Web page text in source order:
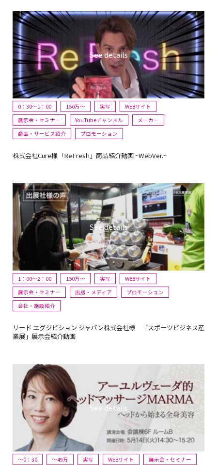
0：30～1：00 150万〜 実写
WEBサイト
展示会・セミナー
YouTubeチャンネル
メーカー
商品・サービス紹介
プロモーション
株式会社Cure様「ReFresh」商品紹介動画 ~WebVer.~
1：00～2：00 150万〜 実写
WEBサイト
展示会・セミナー
出版・メディア
プロモーション
会社・施設紹介
リード エグジビション ジャパン株式会社様 「スポーツビジネス産
業展」展示会紹介動画
～0：30 〜49万 実写 WEBサイト
展示会・セミナー